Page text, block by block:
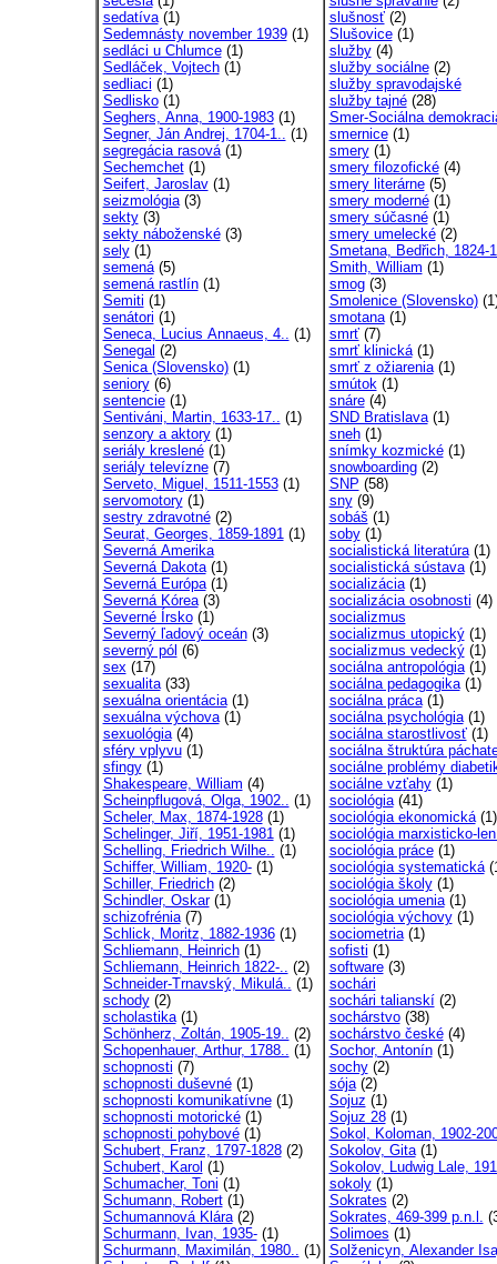
sedatíva(1)
Sedemnásty november 1939(1)
sedláci u Chlumce(1)
Sedláček, Vojtech(1)
sedliaci (1)
Sedlisko(1)
Seghers, Anna, 1900-1983(1)
Segner, Ján Andrej, 1704-1.. (1)
segregácia rasová(1)
Sechemchet(1)
Seifert, Jaroslav(1)
seizmológia(3)
sekty(3)
sekty náboženské(3)
sely(1)
semená(5)
semená rastlín(1)
Semiti (1)
senátori (1)
Seneca, Lucius Annaeus, 4.. (1)
Senegal (2)
Senica (Slovensko)(1)
seniory(6)
sentencie(1)
Sentiváni, Martin, 1633-17.. (1)
senzory a aktory(1)
seriály kreslené(1)
seriály televízne(7)
Serveto, Miguel, 1511-1553(1)
servomotory(1)
sestry zdravotné(2)
Seurat, Georges, 1859-1891(1)
Severná Amerika
Severná Dakota(1)
Severná Európa(1)
Severná Kórea(3)
Severné Írsko(1)
Severný ľadový oceán(3)
severný pól (6)
sex(17)
sexualita(33)
sexuálna orientácia(1)
sexuálna výchova(1)
sexuológia(4)
sféry vplyvu(1)
sfingy(1)
Shakespeare, William (4)
Scheinpflugová, Olga, 1902.. (1)
Scheler, Max, 1874-1928(1)
Schelinger, Jiří, 1951-1981(1)
Schelling, Friedrich Wilhe.. (1)
Schiffer, William, 1920-(1)
Schiller, Friedrich(2)
Schindler, Oskar(1)
schizofrénia(7)
Schlick, Moritz, 1882-1936(1)
Schliemann, Heinrich(1)
Schliemann, Heinrich 1822-.. (2)
Schneider-Trnavský, Mikulá.. (1)
schody(2)
scholastika(1)
Schönherz, Zoltán, 1905-19.. (2)
Schopenhauer, Arthur, 1788.. (1)
schopnosti (7)
schopnosti duševné(1)
schopnosti komunikatívne(1)
schopnosti motorické(1)
schopnosti pohybové(1)
Schubert, Franz, 1797-1828(2)
Schubert, Karol (1)
Schumacher, Toni (1)
Schumann, Robert(1)
Schumannová Klára(2)
Schurmann, Ivan, 1935-(1)
Schurmann, Maximilán, 1980.. (1)
slušnosť(2)
Slušovice(1)
služby(4)
služby sociálne(2)
služby spravodajské
služby tajné(28)
Smer-Sociálna
smernice(1)
smery(1)
smery filozofické(4)
smery literárne(5)
smery moderné(1)
smery súčasné(1)
smery umelecké(2)
Smetana, Bedřich, 1824-
Smith, William (1)
smog(3)
Smolenice (Slovensko)
smotana(1)
smrť(7)
smrť klinická(1)
smrť z ožiarenia(1)
smútok(1)
snáre(4)
SND Bratislava(1)
sneh(1)
snímky kozmické(1)
snowboarding(2)
SNP (58)
sny(9)
sobáš (1)
soby(1)
socialistická literatúra(1)
socialistická sústava(1)
socializácia(1)
socializácia osobnosti (4)
socializmus
socializmus utopický(1)
socializmus vedecký(1)
sociálna antropológia(1)
sociálna pedagogika(1)
sociálna práca(1)
sociálna psychológia(1)
sociálna starostlivosť(1)
sociálna štruktúra
sociálne problémy
sociálne vzťahy(1)
sociológia(41)
sociológia ekonomická(1)
sociológia marxisticko-
sociológia práce(1)
sociológia systematická
sociológia školy(1)
sociológia umenia(1)
sociológia výchovy(1)
sociometria(1)
sofisti (1)
software(3)
sochári
sochári talianskí(2)
sochárstvo(38)
sochárstvo české(4)
Sochor, Antonín(1)
sochy(2)
sója(2)
Sojuz (1)
Sojuz 28(1)
Sokol, Koloman, 1902-
Sokolov, Gita(1)
Sokolov, Ludwig Lale,
sokoly(1)
Sokrates (2)
Sokrates, 469-399 p.n.l.
Solimoes (1)
Solženicyn, Alexander